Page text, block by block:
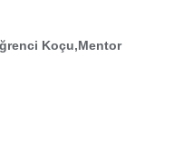
Koçu,Mentor